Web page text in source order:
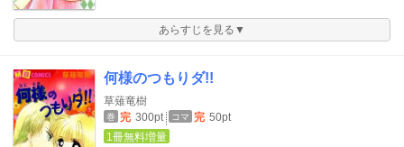
あらすじを見る▼
何様のつもりダ!!
草薙竜樹
巻 完 300pt コマ 完 50pt
1冊無料増量